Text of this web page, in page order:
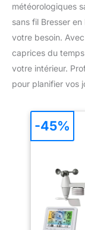
météorologiques
sans fil Bresser
votre besoin.
caprices du
votre intérieur.
pour planifier vos
-45%